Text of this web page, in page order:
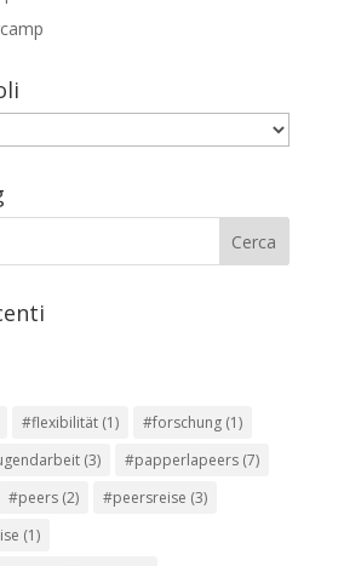
#flexibilität(1) #forschung(1)
(3) #papperlapeers(7)
#peers(2) #peersreise (3)
(1)